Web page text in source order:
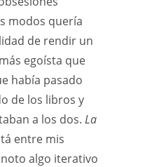
modos quería
de rendir un
egoísta que
había pasado
de los libros y
a los dos. La
entre mis
algo iterativo